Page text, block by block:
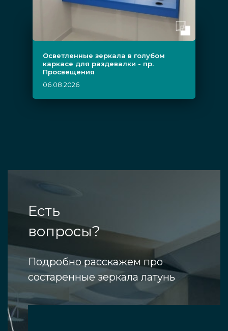
Осветленные зеркала в голубом
каркасе для раздевалки - пр.
Просвещения
06.08.2026
Есть
вопросы?
Подробно расскажем про
состаренные зеркала латунь